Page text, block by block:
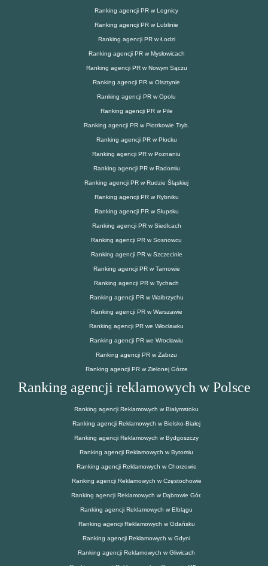
Ranking agencji PR w Legnicy
Ranking agencji PR w Lublinie
Ranking agencji PR w Łodzi
Ranking agencji PR w Mysłowicach
Ranking agencji PR w Nowym Sączu
Ranking agencji PR w Olsztynie
Ranking agencji PR w Opolu
Ranking agencji PR w Pile
Ranking agencji PR w Piotrkowie Tryb.
Ranking agencji PR w Płocku
Ranking agencji PR w Poznaniu
Ranking agencji PR w Radomiu
Ranking agencji PR w Rudzie Śląskiej
Ranking agencji PR w Rybniku
Ranking agencji PR w Słupsku
Ranking agencji PR w Siedlcach
Ranking agencji PR w Sosnowcu
Ranking agencji PR w Szczecinie
Ranking agencji PR w Tarnowie
Ranking agencji PR w Tychach
Ranking agencji PR w Wałbrzychu
Ranking agencji PR w Warszawie
Ranking agencji PR we Włocławku
Ranking agencji PR we Wrocławiu
Ranking agencji PR w Zabrzu
Ranking agencji PR w Zielonej Górze
Ranking agencji reklamowych w Polsce
Ranking agencji Reklamowych w Białymstoku
Ranking agencji Reklamowych w Bielsko-Białej
Ranking agencji Reklamowych w Bydgoszczy
Ranking agencji Reklamowych w Bytomiu
Ranking agencji Reklamowych w Chorzowie
Ranking agencji Reklamowych w Częstochowie
Ranking agencji Reklamowych w Dąbrowie Gór.
Ranking agencji Reklamowych w Elblągu
Ranking agencji Reklamowych w Gdańsku
Ranking agencji Reklamowych w Gdyni
Ranking agencji Reklamowych w Gliwicach